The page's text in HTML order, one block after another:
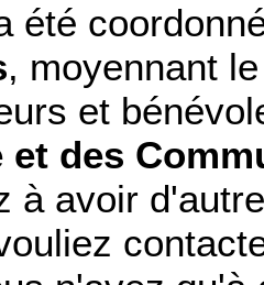
été
, moyennant
et
et des
à avoir